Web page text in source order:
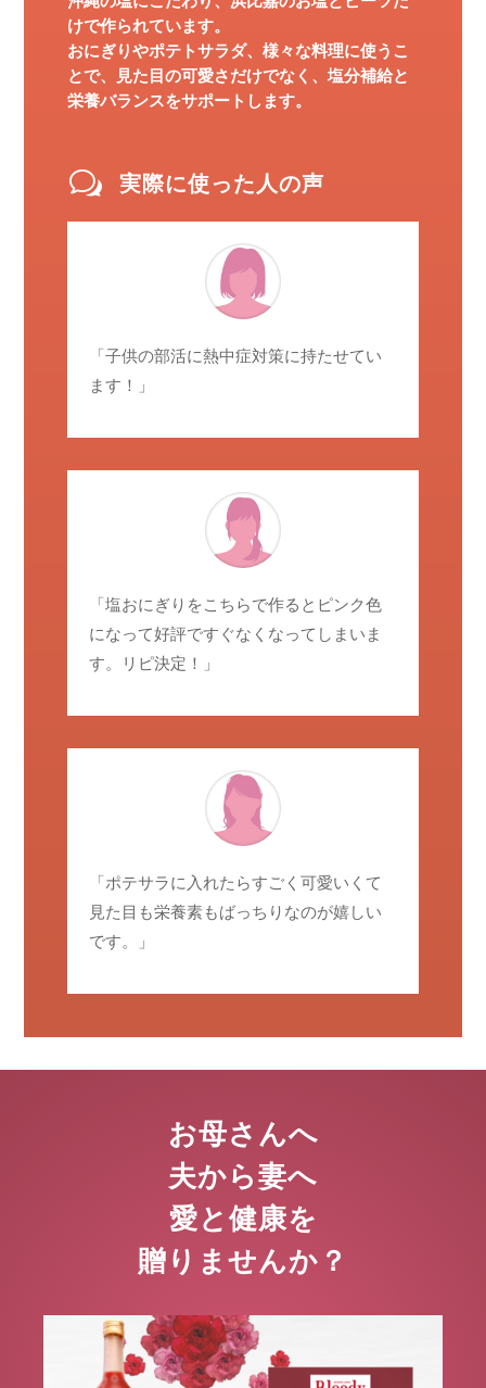
けで作られています。
おにぎりやポテトサラダ、様々な料理に使うこ
とで、見た目の可愛さだけでなく、塩分補給と
栄養バランスをサポートします。
w 実際に使った人の声
「子供の部活に熱中症対策に持たせてい
ます！」
「塩おにぎりをこちらで作るとピンク色
になって好評ですぐなくなってしまいま
す。リピ決定！」
「ポテサラに入れたらすごく可愛いくて
見た目も栄養素もばっちりなのが嬉しい
です。」
お母さんへ
夫から妻へ
愛と健康を
贈りませんか？